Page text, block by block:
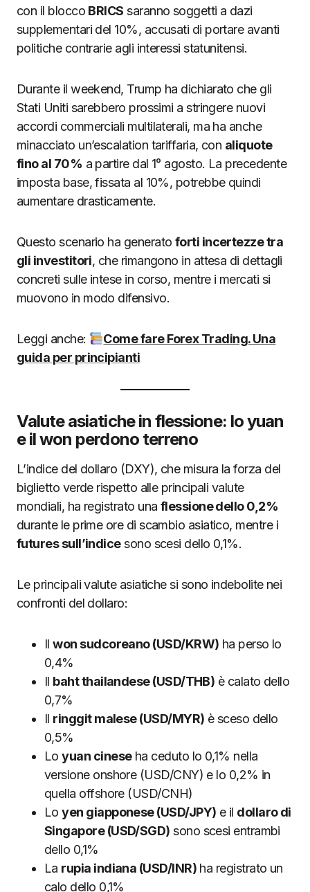
con il blocco BRICS saranno soggetti a dazi
supplementari del 10%, accusati di portare avanti
politiche contrarie agli interessi statunitensi.
Durante il weekend, Trump ha dichiarato che gli
Stati Uniti sarebbero prossimi a stringere nuovi
accordi commerciali multilaterali, ma ha anche
minacciato un’escalation tariffaria, con aliquote
fino al 70% a partire dal 1° agosto. La precedente
imposta base, fissata al 10%, potrebbe quindi
aumentare drasticamente.
Questo scenario ha generato forti incertezze tra
gli investitori, che rimangono in attesa di dettagli
concreti sulle intese in corso, mentre i mercati si
muovono in modo difensivo.
Leggi anche:
Come fare Forex Trading. Una
guida per principianti
Valute asiatiche in flessione: lo yuan
e il won perdono terreno
L’indice del dollaro (DXY), che misura la forza del
biglietto verde rispetto alle principali valute
mondiali, ha registrato una flessione dello 0,2%
durante le prime ore di scambio asiatico, mentre i
futures sull’indicesono scesi dello 0,1%.
Le principali valute asiatiche si sono indebolite nei
confronti del dollaro:
Ilwon sudcoreano (USD/KRW) ha perso lo
0,4%
Il baht thailandese (USD/THB) è calato dello
0,7%
Il ringgit malese (USD/MYR) è sceso dello
0,5%
Loyuan cineseha ceduto lo 0,1% nella
versione onshore (USD/CNY) e lo 0,2% in
quella offshore (USD/CNH)
Loyen giapponese (USD/JPY) e il dollaro di
Singapore (USD/SGD) sono scesi entrambi
dello 0,1%
La rupia indiana (USD/INR)ha registrato un
calo dello 0,1%